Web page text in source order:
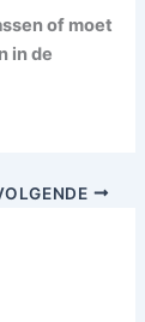
of moet
in de